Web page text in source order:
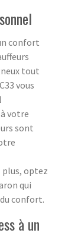
confort
tout
vous
votre
sont
optez
qui
confort.
à un